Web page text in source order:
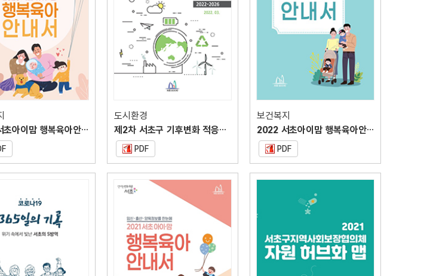
2023 서초아이맘 행복육아안내서
도시환경
제2차 서초구 기후변화 적응대책 세부시행계획
PDF
보건복지
2022 서초아이맘 행복육아안내서
PDF